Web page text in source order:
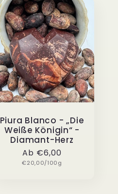
Piura Blanco - „Die
Weiße Königin“ -
Diamant-Herz
Normaler
Preis
Ab €6,00
Grundpreis
€20,00/100g